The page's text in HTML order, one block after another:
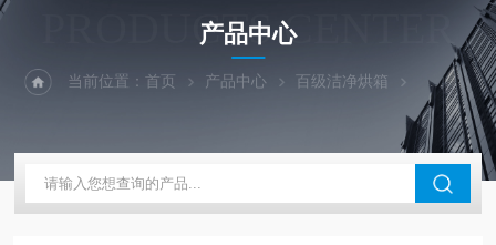
PRODUCTS CENTER
产品中心
当前位置：首页 产品中心 百级洁净烘箱 多腔体编